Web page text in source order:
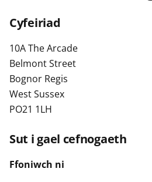
wCyfeiriad
10A The Arcade
Belmont Street
Bognor Regis
West Sussex
PO21 1LH
Sut i gael cefnogaeth
Ffoniwch ni